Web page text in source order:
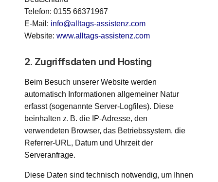
Telefon: 0155 66371967
E-Mail: info@alltags-assistenz.com
Website: www.alltags-assistenz.com
2. Zugriffsdaten und Hosting
Beim Besuch unserer Website werden
automatisch Informationen allgemeiner Natur
erfasst (sogenannte Server-Logfiles). Diese
beinhalten z. B. die IP-Adresse, den
verwendeten Browser, das Betriebssystem, die
Referrer-URL, Datum und Uhrzeit der
Serveranfrage.
Diese Daten sind technisch notwendig, um Ihnen